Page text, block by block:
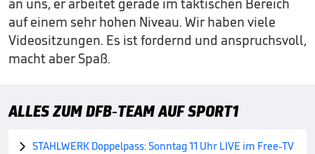
an uns, er arbeitet gerade im taktischen Bereich
auf einem sehr hohen Niveau. Wir haben viele
Videositzungen. Es ist fordernd und anspruchsvoll,
macht aber Spaß.
ALLES ZUM DFB-TEAM AUF SPORT1
 STAHLWERK Doppelpass: Sonntag 11 Uhr LIVE im Free-TV